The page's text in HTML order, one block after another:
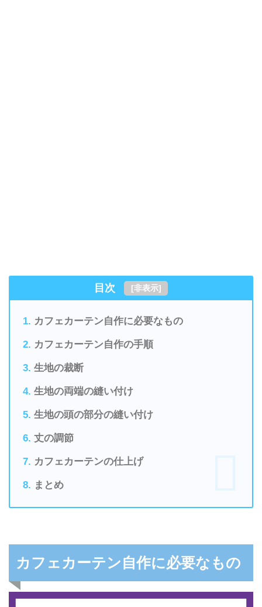
目次 [非表示]
カフェカーテン自作に必要なもの
カフェカーテン自作の手順
生地の裁断
生地の両端の縫い付け
生地の頭の部分の縫い付け
丈の調節
カフェカーテンの仕上げ
まとめ
カフェカーテン自作に必要なもの